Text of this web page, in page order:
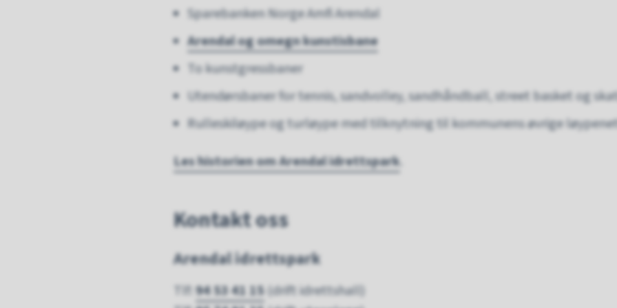
Sparebanken Norge Amfi Arendal
Arendal og omegn kunstisbane
To kunstgressbaner
Utendørsbaner for tennis, sandvolley, sandhåndball, street basket og
Rulleskiløype og turløype med tilknytning til kommunens øvrige
Les historien om Arendal idrettspark.
Kontakt oss
Arendal idrettspark
Tlf:94 53 41 15(drift idrettshall)